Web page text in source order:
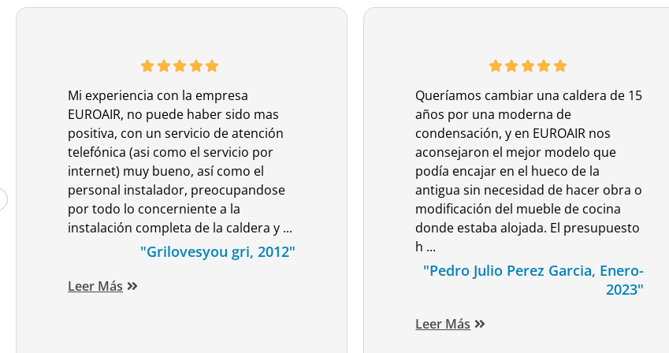
Mi experiencia con la empresa
EUROAIR, no puede haber sido mas
positiva, con un servicio de atención
telefónica (asi como el servicio por
internet) muy bueno, así como el
personal instalador, preocupandose
por todo lo concerniente a la
instalación completa de la caldera y ...
"Grilovesyou gri, 2012"
Leer Más
Queríamos cambiar una caldera de 15
años por una moderna de
condensación, y en EUROAIR nos
aconsejaron el mejor modelo que
podía encajar en el hueco de la
antigua sin necesidad de hacer obra o
modificación del mueble de cocina
donde estaba alojada. El presupuesto
h ...
"Pedro Julio Perez Garcia, Enero-
2023"
Leer Más